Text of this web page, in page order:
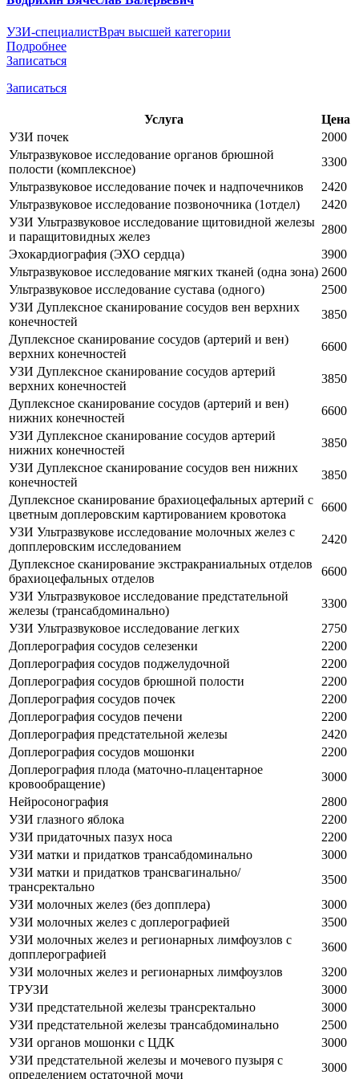
УЗИ-специалистВрач высшей категории
Подробнее
Записаться
Записаться
Услуга
Цена
УЗИ почек
2000
Ультразвуковое исследование органов брюшной
полости (комплексное)
3300
Ультразвуковое исследование почек и надпочечников
2420
Ультразвуковое исследование позвоночника (1отдел)
2420
УЗИ Ультразвуковое исследование щитовидной железы
и паращитовидных желез
2800
Эхокардиография (ЭХО сердца)
3900
Ультразвуковое исследование мягких тканей (одна зона) 2600
Ультразвуковое исследование сустава (одного)
2500
УЗИ Дуплексное сканирование сосудов вен верхних
конечностей
3850
Дуплексное сканирование сосудов (артерий и вен)
верхних конечностей
6600
УЗИ Дуплексное сканирование сосудов артерий
верхних конечностей
3850
Дуплексное сканирование сосудов (артерий и вен)
нижних конечностей
6600
УЗИ Дуплексное сканирование сосудов артерий
нижних конечностей
3850
УЗИ Дуплексное сканирование сосудов вен нижних
конечностей
3850
Дуплексное сканирование брахиоцефальных артерий с
цветным доплеровским картированием кровотока
6600
УЗИ Ультразвукове исследование молочных желез с
допплеровским исследованием
2420
Дуплексное сканирование экстракраниальных отделов
брахиоцефальных отделов
6600
УЗИ Ультразвуковое исследование предстательной
железы (трансабдоминально)
3300
УЗИ Ультразвуковое исследование легких
2750
Доплерография сосудов селезенки
2200
Доплерография сосудов поджелудочной
2200
Доплерография сосудов брюшной полости
2200
Доплерография сосудов почек
2200
Доплерография сосудов печени
2200
Доплерография предстательной железы
2420
Доплерография сосудов мошонки
2200
Доплерография плода (маточно-плацентарное
кровообращение)
3000
Нейросонография
2800
УЗИ глазного яблока
2200
УЗИ придаточных пазух носа
2200
УЗИ матки и придатков трансабдоминально
3000
УЗИ матки и придатков трансвагинально/
трансректально
3500
УЗИ молочных желез (без допплера)
3000
УЗИ молочных желез с доплерографией
3500
УЗИ молочных желез и регионарных лимфоузлов с
допплерографией
3600
УЗИ молочных желез и регионарных лимфоузлов
3200
ТРУЗИ
3000
УЗИ предстательной железы трансректально
3000
УЗИ предстательной железы трансабдоминально
2500
УЗИ органов мошонки с ЦДК
3000
УЗИ предстательной железы и мочевого пузыря с
определением остаточной мочи
3000